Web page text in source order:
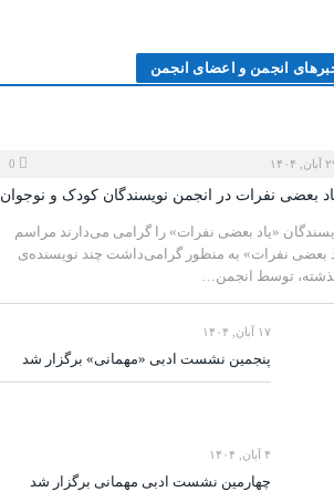
انجمن و اعضای انجمن
۱۴۰۴
بعضی نفرات در انجمن نویسندگان کودک و نوجوان
«یاد بعضی نفرات» را گرامی می‌دارند مراسم
بعضی نفرات» به منظور گرامی‌داشت چند نویسنده‌ی
توسط انجمن…
۱۷ آبان, ۱۴۰۴
پنجمین نشست ادبی «مهمانی» برگزار شد
۴ آبان, ۱۴۰۴
چهارمین نشست ادبی مهمانی برگزار شد